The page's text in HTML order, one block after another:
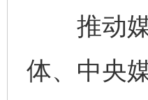
推动媒
体、中央